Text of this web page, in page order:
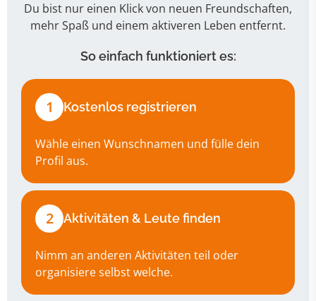
Du bist nur einen Klick von neuen Freundschaften,
mehr Spaß und einem aktiveren Leben entfernt.
So einfach funktioniert es:
1 Kostenlos registrieren
Wähle einen Wunschnamen und fülle dein
Profil aus.
2 Aktivitäten & Leute finden
Nimm an anderen Aktivitäten teil oder
organisiere selbst welche.